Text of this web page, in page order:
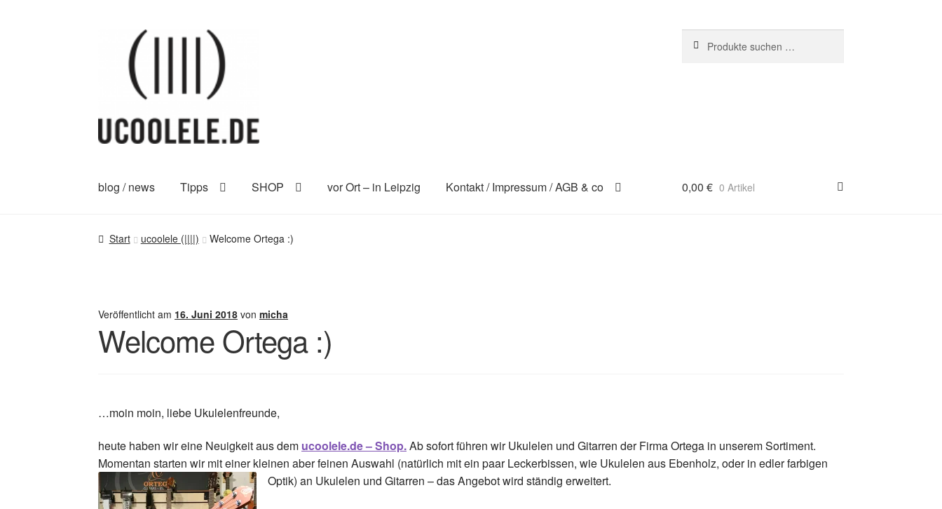
Navigation
springen
springen
nach:
blog / news Tipps SHOP vor Ort – in Leipzig Kontakt / Impressum / AGB & co 0,00 € 0 Artikel
Start ucoolele (||||) Welcome Ortega :)
Veröffentlicht am 16. Juni 2018 vonmicha
Welcome Ortega :)
…moin moin, liebe Ukulelenfreunde,
heute haben wir eine Neuigkeit aus dem ucoolele.de – Shop.Ab sofort führen wir Ukulelen und Gitarren der Firma Ortega in unserem Sortiment.
Momentan starten wir mit einer kleinen aber feinen Auswahl (natürlich mit ein paar Leckerbissen, wie Ukulelen aus Ebenholz, oder in edler farbigen
Optik) an Ukulelen und Gitarren – das Angebot wird ständig erweitert.